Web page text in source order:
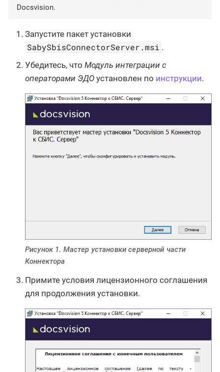
Docsvision.
Запустите пакет установки
SabySbisConnectorServer.msi .
Убедитесь, что Модуль интеграции с
операторами ЭДО установлен по инструкции.
Рисунок 1. Мастер установки серверной части
Коннектора
Примите условия лицензионного соглашения
для продолжения установки.